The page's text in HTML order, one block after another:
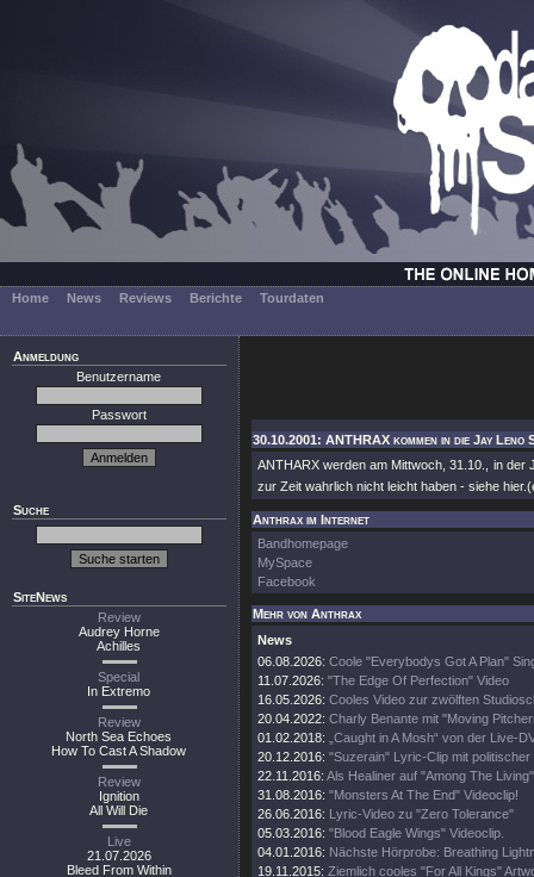
Home News Reviews Berichte Tourdaten
Anmeldung
Benutzername
Passwort
Suche
SiteNews
Review
Audrey Horne
Achilles
Special
In Extremo
Review
North Sea Echoes
How To Cast A Shadow
Review
Ignition
All Will Die
Live
21.07.2026
Bleed From Within
30.10.2001: ANTHRAX kommen in die Jay
ANTHARX werden am Mittwoch, 31.10., in
zur Zeit wahrlich nicht leicht haben - siehe
Anthrax im Internet
Bandhomepage
MySpace
Facebook
Mehr von Anthrax
News
06.08.2026: Coole "Everybodys Got A Plan"
11.07.2026: "The Edge Of Perfection" Video
16.05.2026: Cooles Video zur zwölften
20.04.2022: Charly Benante mit "Moving
01.02.2018:
„Caught in A Mosh“ von der Live-
20.12.2016: "Suzerain" Lyric-Clip mit
22.11.2016: Als Healiner auf "Among The
31.08.2016: "Monsters At The End" Videoclip!
26.06.2016: Lyric-Video zu "Zero Tolerance"
05.03.2016: "Blood Eagle Wings" Videoclip.
04.01.2016: Nächste Hörprobe: Breathing
19.11.2015: Ziemlich cooles "For All Kings"